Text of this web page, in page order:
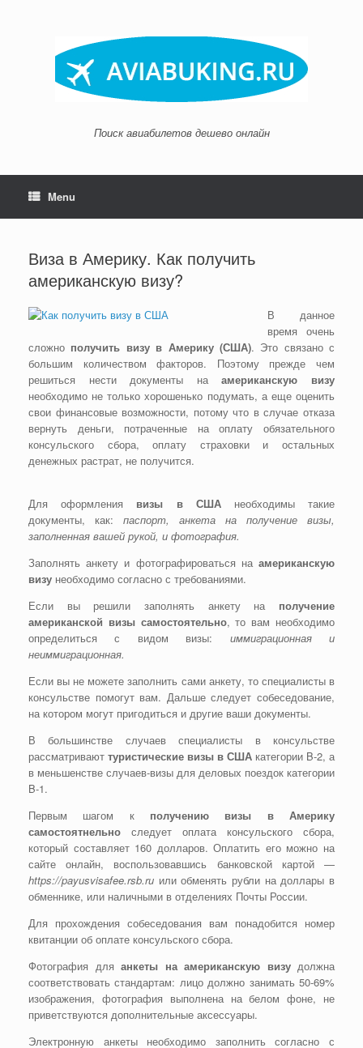
Поиск авиабилетов дешево онлайн
Menu
Виза в Америку. Как получить
американскую визу?
В данное
время очень
сложно получить визу в Америку (США). Это связано с
большим количеством факторов. Поэтому прежде чем
решиться нести документы наамериканскую визу
необходимо не только хорошенько подумать, а еще оценить
свои финансовые возможности, потому что в случае отказа
вернуть деньги, потраченные на оплату обязательного
консульского сбора, оплату страховки и остальных
денежных растрат, не получится.
Для оформления визы в СШАнеобходимы такие
документы, как: паспорт, анкета на получение визы,
заполненная вашей рукой, и фотография.
Заполнять анкету и фотографироваться на американскую
визу необходимо согласно с требованиями.
Если вы решили заполнять анкету на получение
американской визы самостоятельно, то вам необходимо
определиться с видом визы: иммиграционная и
неиммиграционная.
Если вы не можете заполнить сами анкету, то специалисты в
консульстве помогут вам. Дальше следует собеседование,
на котором могут пригодиться и другие ваши документы.
В большинстве случаев специалисты в консульстве
рассматривают туристические визы в США категории B-2, а
в меньшенстве случаев-визы для деловых поездок категории
B-1.
Первым шагом к получению визы в Америку
самостоятнельно следует оплата консульского сбора,
который составляет 160 долларов. Оплатить его можно на
сайте онлайн, воспользовавшись банковской картой —
https://payusvisafee.rsb.ru или обменять рубли на доллары в
обменнике, или наличными в отделениях Почты России.
Для прохождения собеседования вам понадобится номер
квитанции об оплате консульского сбора.
Фотография для анкеты на американскую визудолжна
соответствовать стандартам: лицо должно занимать 50-69%
изображения, фотография выполнена на белом фоне, не
приветствуются дополнительные аксессуары.
Электронную анкеты необходимо заполнить согласно с